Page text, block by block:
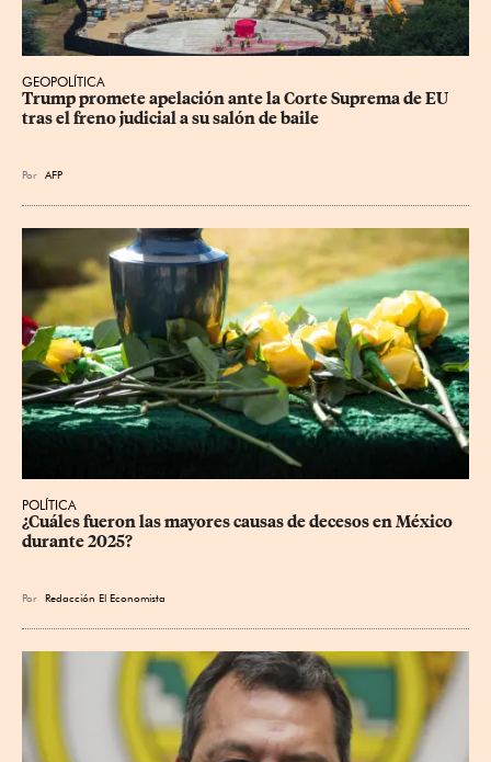
GEOPOLÍTICA
Trump promete apelación ante la Corte Suprema de EU
tras el freno judicial a su salón de baile
Por AFP
POLÍTICA
¿Cuáles fueron las mayores causas de decesos en México
durante 2025?
Por Redacción El Economista